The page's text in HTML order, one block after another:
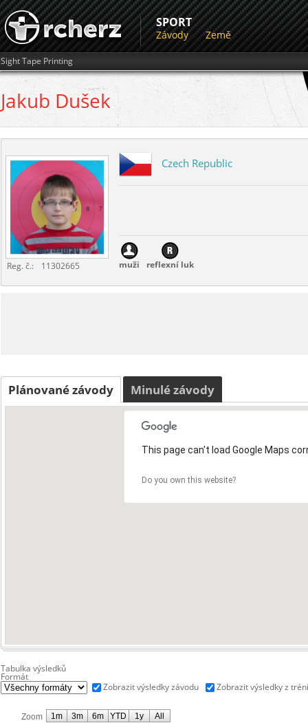
SPORT
Závody Země
Sight Tape Printing
Jakub Dušek
Reg. č.: 11302665
Czech Republic
muži reflexní luk
Plánované závody Minulé závody
This page can't load Google Maps
Do you own this website?
Tabulka výsledků
Formát
Zobrazit výsledky závodu
Zobrazit výsledky z
Zoom 1m 3m 6m YTD 1y All